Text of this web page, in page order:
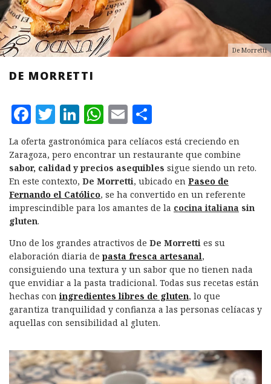
De Morretti
DE MORRETTI
F
a
c
e
b
o
o
k
T
w
it
te
r
L
i
n
k
e
d
n
W
h
at
s
A
p
E
m
ai
l
o
m
p
a
rt
La oferta gastronómica para celíacos está creciendo en
Zaragoza, pero encontrar un restaurante que combine
sabor, calidad y precios asequibles sigue siendo un reto.
En este contexto, De Morretti, ubicado en Paseo de
Fernando el Católico, se ha convertido en un referente
imprescindible para los amantes de la cocina italiana sin
gluten.
Uno de los grandes atractivos de De Morretti es su
elaboración diaria de pasta fresca artesanal,
consiguiendo una textura y un sabor que no tienen nada
que envidiar a la pasta tradicional. Todas sus recetas están
hechas coningredientes libres de gluten, lo que
garantiza tranquilidad y confianza a las personas celíacas y
aquellas con sensibilidad al gluten.